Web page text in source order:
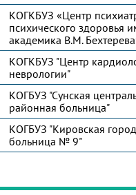
КОГКБУЗ «Центр
психического здоровья
академика В.М.
КОГКБУЗ "Центр
неврологии"
КОГБУЗ "Сунская
районная больница"
КОГБУЗ "Кировская
больница № 9"